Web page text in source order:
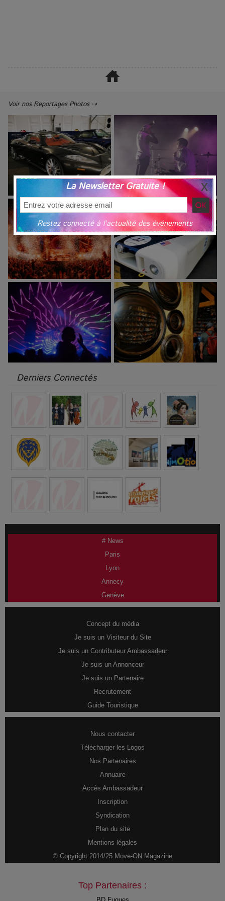
Voir nos Reportages Photos ⇢
Derniers Connectés
# News
Paris
Lyon
Annecy
Genève
Concept du média
Je suis un Visiteur du Site
Je suis un Contributeur Ambassadeur
Je suis un Annonceur
Je suis un Partenaire
Recrutement
Guide Touristique
Nous contacter
Télécharger les Logos
Nos Partenaires
Annuaire
Accès Ambassadeur
Inscription
Syndication
Plan du site
Mentions légales
© Copyright 2014/25 Move-ON Magazine
Top Partenaires :
La Newsletter Gratuite !
Restez connecté à l'actualité des événements